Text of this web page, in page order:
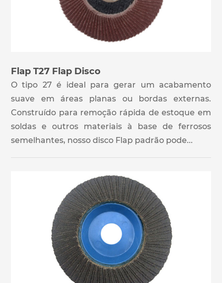
Flap T27 Flap Disco
O tipo 27 é ideal para gerar um acabamento
suave em áreas planas ou bordas externas.
Construído para remoção rápida de estoque em
soldas e outros materiais à base de ferrosos
semelhantes, nosso disco Flap padrão pode...